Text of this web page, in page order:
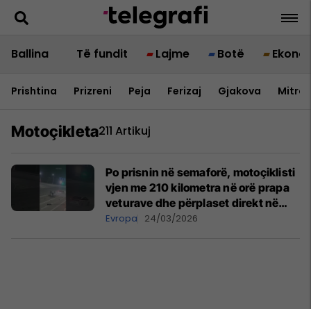
Ballina Të fundit Lajme Botë
Prishtina Prizreni Peja Ferizaj Gjakova
Motoçikleta211 Artikuj
Po prisnin në semaforë, motoçiklisti
vjen me 210 kilometra në orë prapa
veturave dhe përplaset direkt në
njërën prej tyre – humb jetën burri
Evropa 24/03/2026